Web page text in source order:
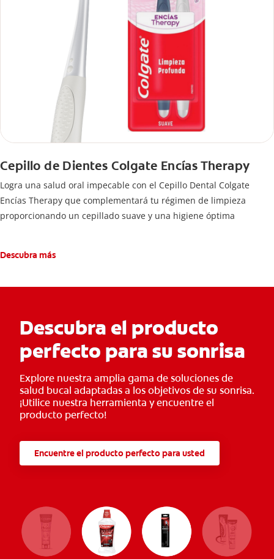
Cepillo de Dientes Colgate Encías Therapy
Logra una salud oral impecable con el Cepillo Dental Colgate
Encías Therapy que complementará tu régimen de limpieza
proporcionando un cepillado suave y una higiene óptima
Descubra más
Descubra el producto
perfecto para su sonrisa
Explore nuestra amplia gama de soluciones de
salud bucal adaptadas a los objetivos de su sonrisa.
¡Utilice nuestra herramienta y encuentre el
producto perfecto!
Encuentre el producto perfecto para usted